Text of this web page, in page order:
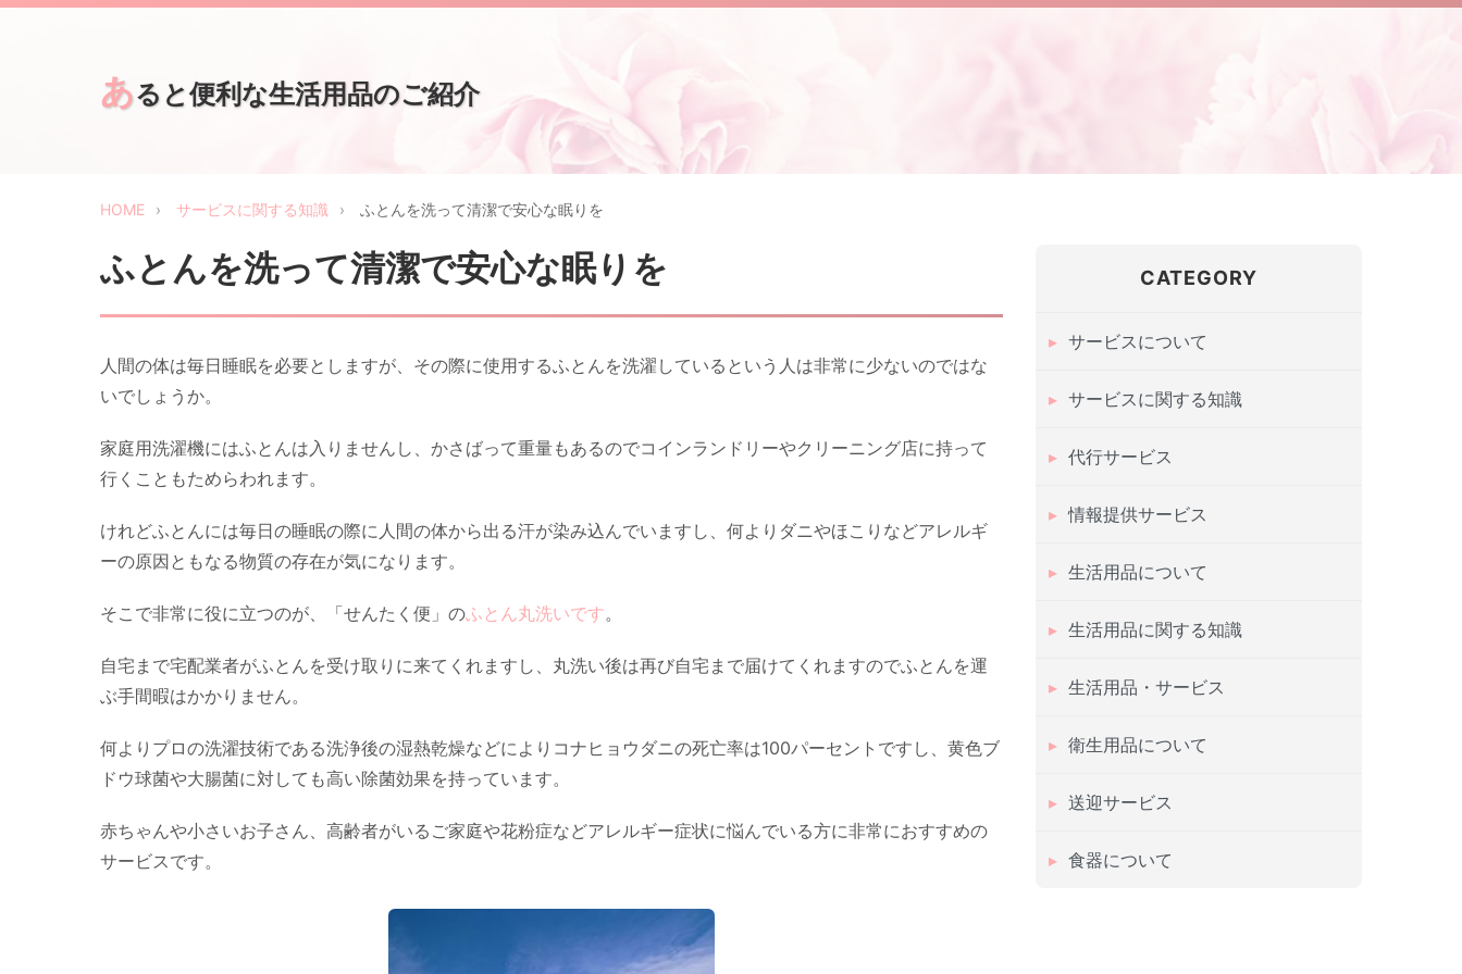
あると便利な生活用品のご紹介
HOME サービスに関する知識 ふとんを洗って清潔で安心な眠りを
ふとんを洗って清潔で安心な眠りを
人間の体は毎日睡眠を必要としますが、その際に使用するふとんを洗濯しているという人は非常に少ないのではな
いでしょうか。
家庭用洗濯機にはふとんは入りませんし、かさばって重量もあるのでコインランドリーやクリーニング店に持って
行くこともためらわれます。
けれどふとんには毎日の睡眠の際に人間の体から出る汗が染み込んでいますし、何よりダニやほこりなどアレルギ
ーの原因ともなる物質の存在が気になります。
そこで非常に役に立つのが、「せんたく便」のふとん丸洗いです。
自宅まで宅配業者がふとんを受け取りに来てくれますし、丸洗い後は再び自宅まで届けてくれますのでふとんを運
ぶ手間暇はかかりません。
何よりプロの洗濯技術である洗浄後の湿熱乾燥などによりコナヒョウダニの死亡率は100パーセントですし、黄色ブ
ドウ球菌や大腸菌に対しても高い除菌効果を持っています。
赤ちゃんや小さいお子さん、高齢者がいるご家庭や花粉症などアレルギー症状に悩んでいる方に非常におすすめの
サービスです。
CATEGORY
サービスについて
サービスに関する知識
代行サービス
情報提供サービス
生活用品について
生活用品に関する知識
生活用品・サービス
衛生用品について
送迎サービス
食器について